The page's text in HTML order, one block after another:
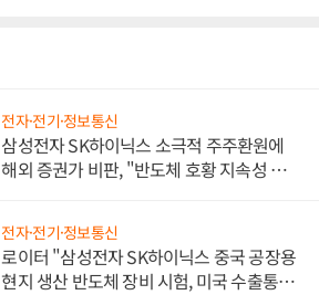
전자·전기·정보통신
삼성전자 SK하이닉스 소극적 주주환원에
해외 증권가 비판, "반도체 호황 지속성 의
전자·전기·정보통신
로이터 "삼성전자 SK하이닉스 중국 공장용
현지 생산 반도체 장비 시험, 미국 수출통제